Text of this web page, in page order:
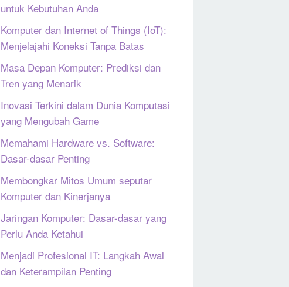
untuk Kebutuhan Anda
Komputer dan Internet of Things (IoT):
Menjelajahi Koneksi Tanpa Batas
Masa Depan Komputer: Prediksi dan
Tren yang Menarik
Inovasi Terkini dalam Dunia Komputasi
yang Mengubah Game
Memahami Hardware vs. Software:
Dasar-dasar Penting
Membongkar Mitos Umum seputar
Komputer dan Kinerjanya
Jaringan Komputer: Dasar-dasar yang
Perlu Anda Ketahui
Menjadi Profesional IT: Langkah Awal
dan Keterampilan Penting